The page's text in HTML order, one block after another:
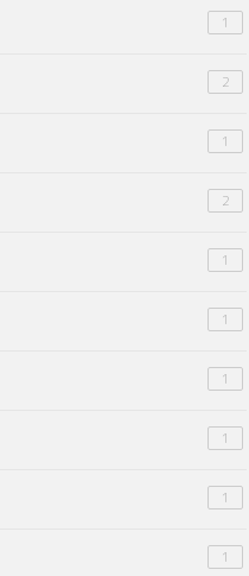
1
2
1
2
1
1
1
1
1
1